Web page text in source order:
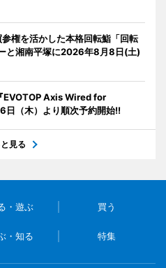
権を活かした本格回転鮨「回転
と湘南平塚に2026年8月8日(土)
EVOTOP Axis Wired for
（木）より順次予約開始!!
見る
・遊ぶ 買う
・知る 特集